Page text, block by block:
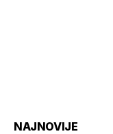
NAJNOVIJE